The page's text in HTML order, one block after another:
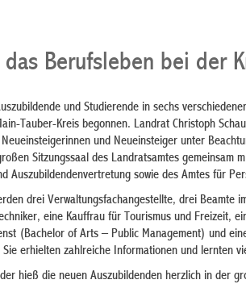
Berufsleben bei der
und Studierende in sechs
Tauber-Kreis begonnen. Landrat Christoph
und Neueinsteiger unter
Sitzungssaal des Landratsamtes gemeinsam
Auszubildendenvertretung sowie des Amtes für
drei Verwaltungsfachangestellte, drei Beamte
eine Kauffrau für Tourismus und Freizeit,
(Bachelor of Arts – Public Management) und
erhielten zahlreiche Informationen und lernten
hieß die neuen Auszubildenden herzlich in der